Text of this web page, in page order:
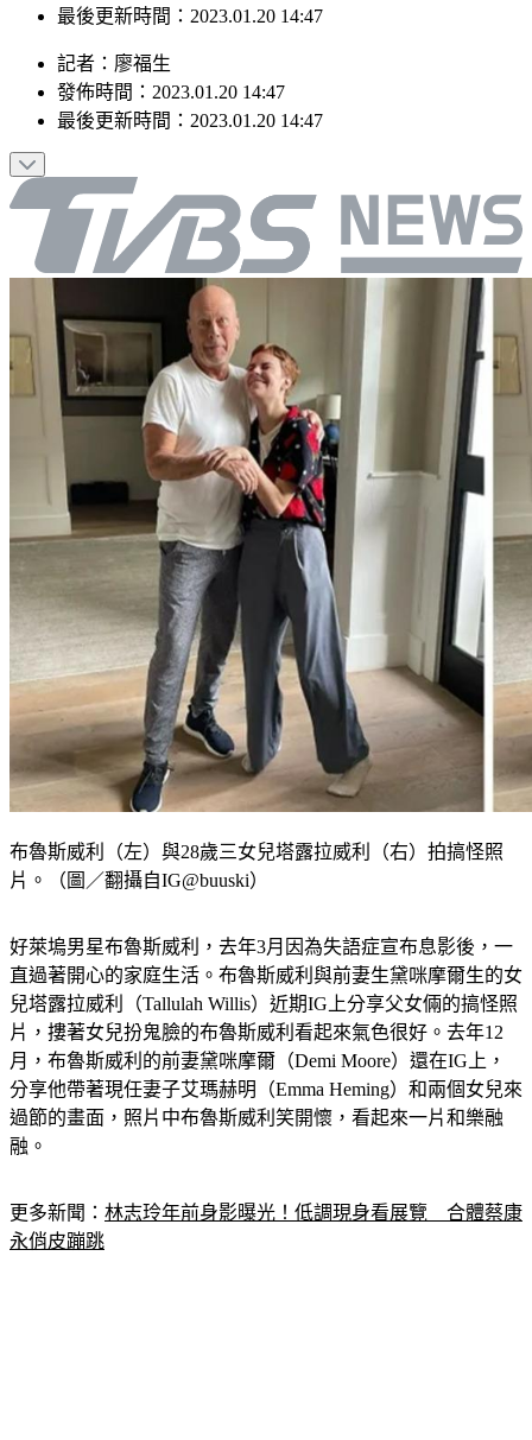
最後更新時間：2023.01.20 14:47
記者 ： 廖福生
發佈時間： 2023.01.20 14:47
最後更新時間： 2023.01.20 14:47
布魯斯威利（左）與28歲三女兒塔露拉威利（右）拍搞怪照
片。（圖／翻攝自IG@buuski）
好萊塢男星布魯斯威利，去年3月因為失語症宣布息影後，一
直過著開心的家庭生活。布魯斯威利與前妻生黛咪摩爾生的女
兒塔露拉威利（Tallulah Willis）近期IG上分享父女倆的搞怪照
片，摟著女兒扮鬼臉的布魯斯威利看起來氣色很好。去年12
月，布魯斯威利的前妻黛咪摩爾（Demi Moore）還在IG上，
分享他帶著現任妻子艾瑪赫明（Emma Heming）和兩個女兒來
過節的畫面，照片中布魯斯威利笑開懷，看起來一片和樂融
融。
更多新聞： 林志玲年前身影曝光！低調現身看展覽　合體蔡康
永俏皮蹦跳